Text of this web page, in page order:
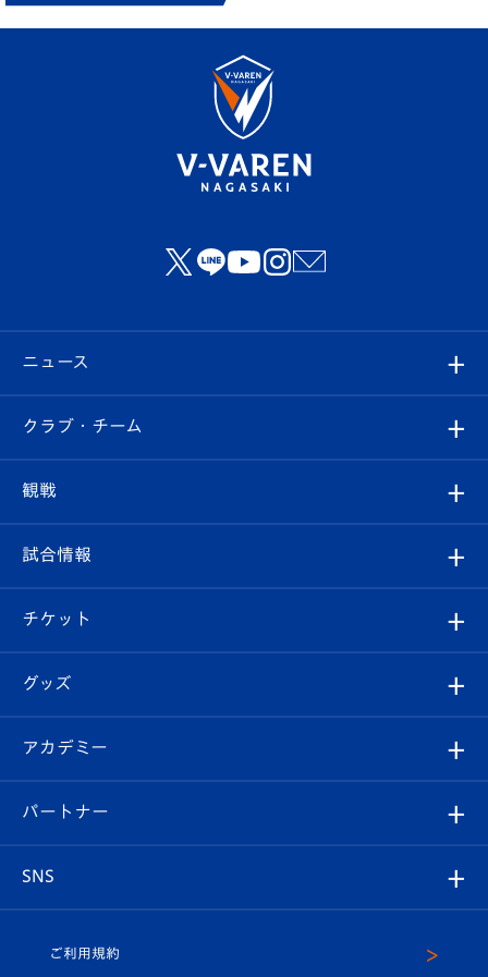
ニュース
すべて
クラブ
試合情報
チケット
イベント
メディア
ホームタウン
クラブ・チーム
クラブ概要
エンブレム紹介
スタッフプロフィール
マスコット紹介
観戦
観戦ルール
はじめての観戦ガイド
Revive Team
ヴィヴィくんの長崎おもてなしガイド
試合情報
試合日程/結果
フォトギャラリー
スタジアムグルメ
チケット
チケット
V-LOVERS（ファンクラブ）
プレイヤーズスイート
グッズ
オンラインショップ
店舗情報
アカデミー
育成からのお知らせ
U-18
パートナー
SNS
ご利用規約